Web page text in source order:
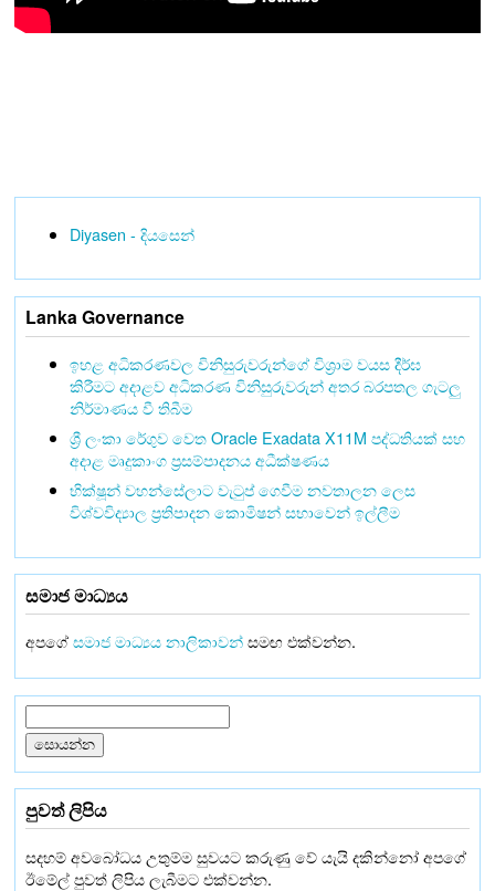
Diyasen - දියසෙන්
Lanka Governance
ඉහළ අධිකරණවල විනිසුරුවරුන්ගේ විශ්‍රාම වයස දීර්ඝ
කිරීමට අදාළව අධිකරණ විනිසුරුවරුන් අතර බරපතල ගැටලු
නිර්මාණය වී තිබීම
ශ්‍රී ලංකා රේගුව වෙත Oracle Exadata X11M පද්ධතියක් සහ
අදාළ මෘදුකාංග ප්‍රසම්පාදනය අධීක්ෂණය
භික්ෂූන් වහන්සේලාට වැටුප් ගෙවීම නවතාලන ලෙස
විශ්වවිද්‍යාල ප්‍රතිපාදන කොමිෂන් සභාවෙන් ඉල්ලීම
සමාජ මාධ්‍යය
අපගේසමාජ මාධ්‍යය නාලිකාවන්සමඟ එක්වන්න.
පුවත් ලිපිය
සදහම් අවබෝධය උතුම්ම සුවයට කරුණු වේ යැයි දකින්නෝ අපගේ
ඊමේල් පුවත් ලිපිය ලැබීමට එක්වන්න.